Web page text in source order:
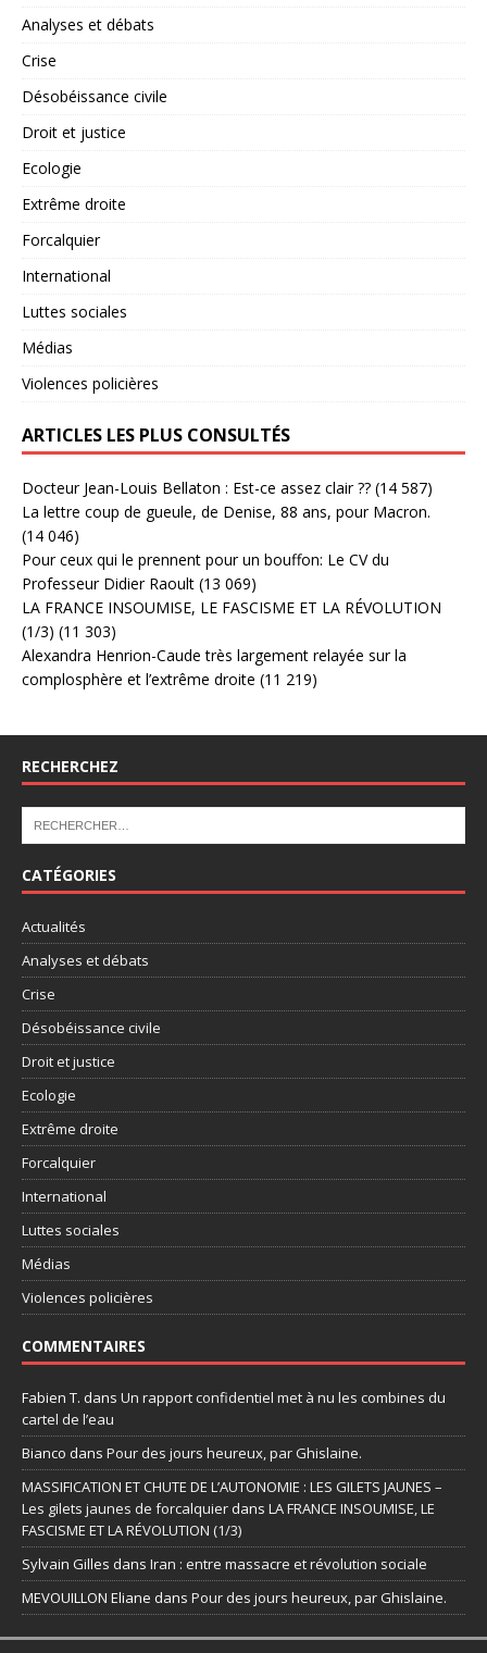
Analyses et débats
Crise
Désobéissance civile
Droit et justice
Ecologie
Extrême droite
Forcalquier
International
Luttes sociales
Médias
Violences policières
ARTICLES LES PLUS CONSULTÉS
Docteur Jean-Louis Bellaton : Est-ce assez clair ?? (14 587)
La lettre coup de gueule, de Denise, 88 ans, pour Macron.
(14 046)
Pour ceux qui le prennent pour un bouffon: Le CV du
Professeur Didier Raoult (13 069)
LA FRANCE INSOUMISE, LE FASCISME ET LA RÉVOLUTION
(1/3) (11 303)
Alexandra Henrion-Caude très largement relayée sur la
complosphère et l’extrême droite (11 219)
RECHERCHEZ
CATÉGORIES
Actualités
Analyses et débats
Crise
Désobéissance civile
Droit et justice
Ecologie
Extrême droite
Forcalquier
International
Luttes sociales
Médias
Violences policières
COMMENTAIRES
Fabien T. dans Un rapport confidentiel met à nu les combines du
cartel de l’eau
Bianco dans Pour des jours heureux, par Ghislaine.
MASSIFICATION ET CHUTE DE L’AUTONOMIE : LES GILETS JAUNES –
Les gilets jaunes de forcalquier dans LA FRANCE INSOUMISE, LE
FASCISME ET LA RÉVOLUTION (1/3)
Sylvain Gilles dans Iran : entre massacre et révolution sociale
MEVOUILLON Eliane dans Pour des jours heureux, par Ghislaine.